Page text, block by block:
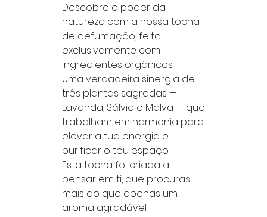
Descobre o poder da
natureza com a nossa tocha
de defumação, feita
exclusivamente com
ingredientes orgânicos.
Uma verdadeira sinergia de
três plantas sagradas —
Lavanda, Sálvia e Malva — que
trabalham em harmonia para
elevar a tua energia e
purificar o teu espaço.
Esta tocha foi criada a
pensar em ti, que procuras
mais do que apenas um
aroma agradável.